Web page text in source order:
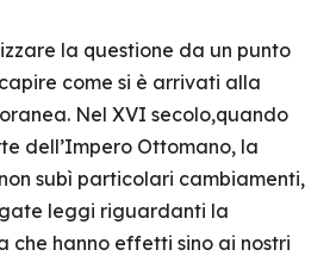
la questione da un punto
come si è arrivati alla
Nel XVI secolo,quando
dell’Impero Ottomano, la
subì particolari cambiamenti,
leggi riguardanti la
che hanno effetti sino ai nostri